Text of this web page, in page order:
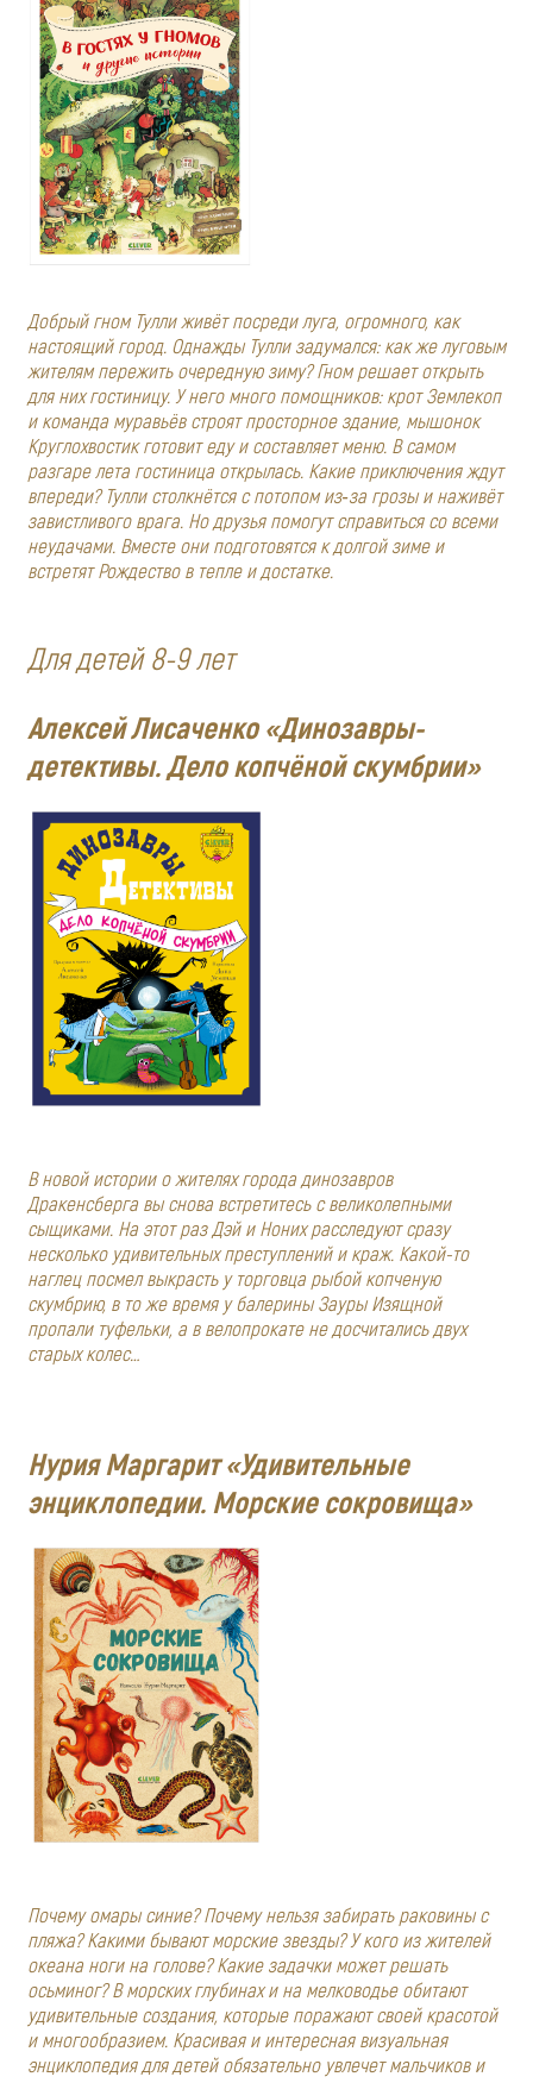
Добрый гном Тулли живёт посреди луга, огромного, как
настоящий город. Однажды Тулли задумался: как же луговым
жителям пережить очередную зиму? Гном решает открыть
для них гостиницу. У него много помощников: крот Землекоп
и команда муравьёв строят просторное здание, мышонок
Круглохвостик готовит еду и составляет меню. В самом
разгаре лета гостиница открылась. Какие приключения ждут
впереди? Тулли столкнётся с потопом из‑за грозы и наживёт
завистливого врага. Но друзья помогут справиться со всеми
неудачами. Вместе они подготовятся к долгой зиме и
встретят Рождество в тепле и достатке.
Для детей 8-9 лет
Алексей Лисаченко «Динозавры-
детективы. Дело копчёной скумбрии»
В новой истории о жителях города динозавров
Дракенсберга вы снова встретитесь с великолепными
сыщиками. На этот раз Дэй и Ноних расследуют сразу
несколько удивительных преступлений и краж. Какой-то
наглец посмел выкрасть у торговца рыбой копченую
скумбрию, в то же время у балерины Зауры Изящной
пропали туфельки, а в велопрокате не досчитались двух
старых колес…
Нурия Маргарит «Удивительные
энциклопедии. Морские сокровища»
Почему омары синие? Почему нельзя забирать раковины с
пляжа? Какими бывают морские звезды? У кого из жителей
океана ноги на голове? Какие задачки может решать
осьминог? В морских глубинах и на мелководье обитают
удивительные создания, которые поражают своей красотой
и многообразием. Красивая и интересная визуальная
энциклопедия для детей обязательно увлечет мальчиков и